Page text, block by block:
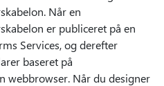
Når en
er publiceret på en
Services, og derefter
baseret på
webbrowser. Når du designer